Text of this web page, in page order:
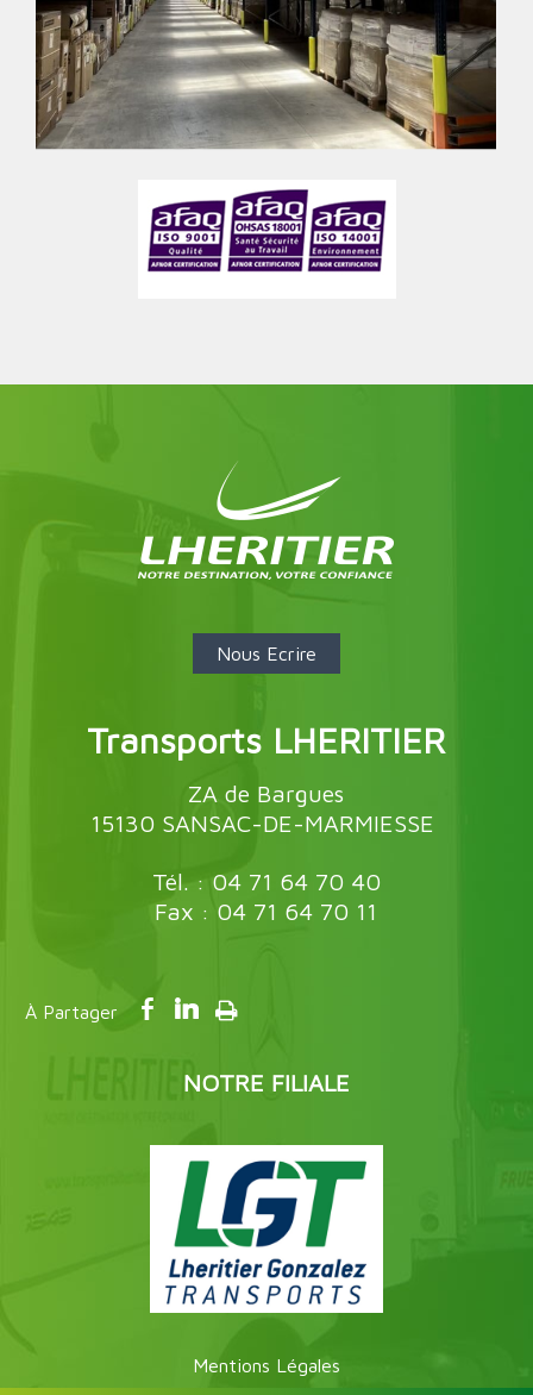
Nous Ecrire
Transports LHERITIER
ZA de Bargues
15130 SANSAC-DE-MARMIESSE
Tél. : 04 71 64 70 40
Fax : 04 71 64 70 11
NOTRE FILIALE
Mentions Légales